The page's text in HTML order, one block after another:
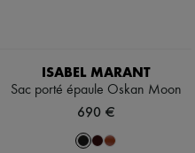
ISABEL MARANT
Sac porté épaule Oskan Moon
690 €